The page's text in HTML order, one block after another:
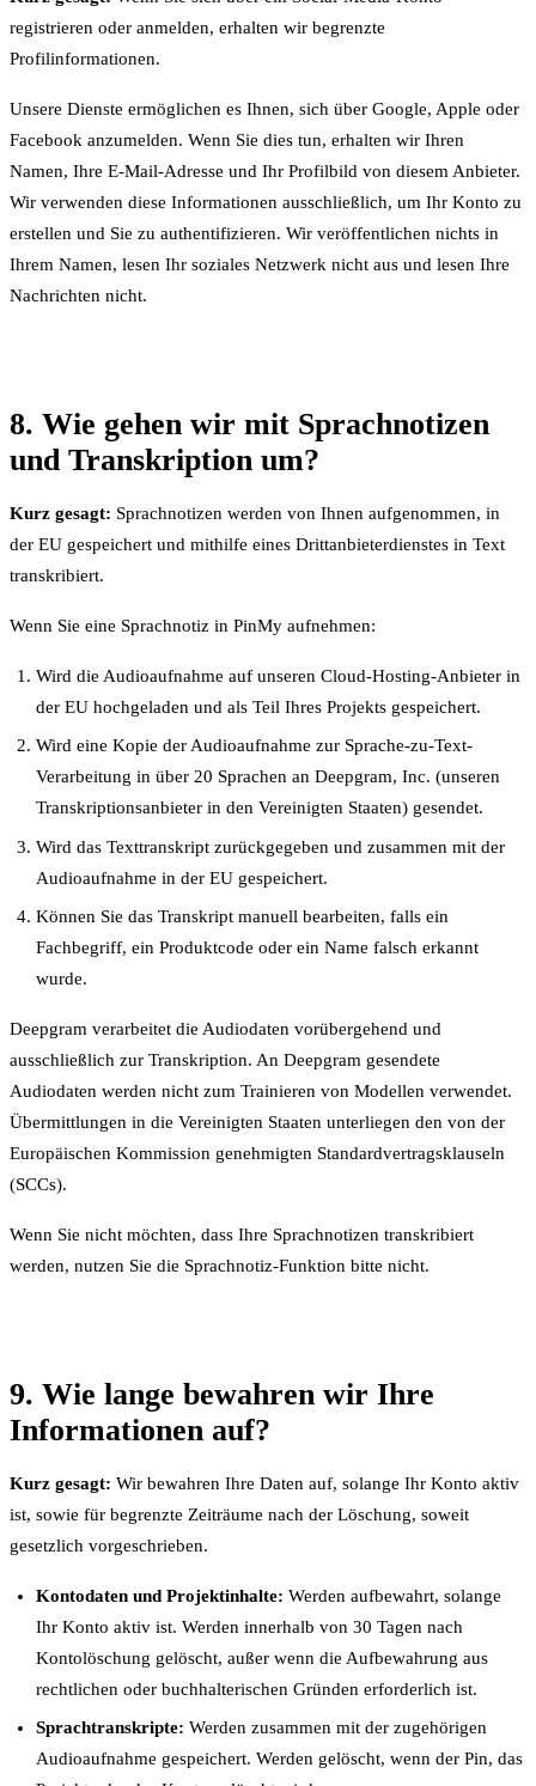
registrieren oder anmelden, erhalten wir begrenzte
Profilinformationen.
Unsere Dienste ermöglichen es Ihnen, sich über Google, Apple oder
Facebook anzumelden. Wenn Sie dies tun, erhalten wir Ihren
Namen, Ihre E-Mail-Adresse und Ihr Profilbild von diesem Anbieter.
Wir verwenden diese Informationen ausschließlich, um Ihr Konto zu
erstellen und Sie zu authentifizieren. Wir veröffentlichen nichts in
Ihrem Namen, lesen Ihr soziales Netzwerk nicht aus und lesen Ihre
Nachrichten nicht.
8. Wie gehen wir mit Sprachnotizen
und Transkription um?
Kurz gesagt: Sprachnotizen werden von Ihnen aufgenommen, in
der EU gespeichert und mithilfe eines Drittanbieterdienstes in Text
transkribiert.
Wenn Sie eine Sprachnotiz in PinMy aufnehmen:
Wird die Audioaufnahme auf unseren Cloud-Hosting-Anbieter in
der EU hochgeladen und als Teil Ihres Projekts gespeichert.
Wird eine Kopie der Audioaufnahme zur Sprache-zu-Text-
Verarbeitung in über 20 Sprachen an Deepgram, Inc. (unseren
Transkriptionsanbieter in den Vereinigten Staaten) gesendet.
Wird das Texttranskript zurückgegeben und zusammen mit der
Audioaufnahme in der EU gespeichert.
Können Sie das Transkript manuell bearbeiten, falls ein
Fachbegriff, ein Produktcode oder ein Name falsch erkannt
wurde.
Deepgram verarbeitet die Audiodaten vorübergehend und
ausschließlich zur Transkription. An Deepgram gesendete
Audiodaten werden nicht zum Trainieren von Modellen verwendet.
Übermittlungen in die Vereinigten Staaten unterliegen den von der
Europäischen Kommission genehmigten Standardvertragsklauseln
(SCCs).
Wenn Sie nicht möchten, dass Ihre Sprachnotizen transkribiert
werden, nutzen Sie die Sprachnotiz-Funktion bitte nicht.
9. Wie lange bewahren wir Ihre
Informationen auf?
Kurz gesagt: Wir bewahren Ihre Daten auf, solange Ihr Konto aktiv
ist, sowie für begrenzte Zeiträume nach der Löschung, soweit
gesetzlich vorgeschrieben.
Kontodaten und Projektinhalte: Werden aufbewahrt, solange
Ihr Konto aktiv ist. Werden innerhalb von 30 Tagen nach
Kontolöschung gelöscht, außer wenn die Aufbewahrung aus
rechtlichen oder buchhalterischen Gründen erforderlich ist.
Sprachtranskripte: Werden zusammen mit der zugehörigen
Audioaufnahme gespeichert. Werden gelöscht, wenn der Pin, das